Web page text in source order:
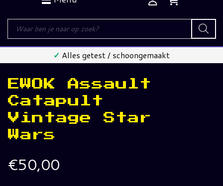
Producten
zoeken
✓ Alles getest / schoongemaakt
EWOK Assault
Catapult
Vintage Star
Wars
€50,00